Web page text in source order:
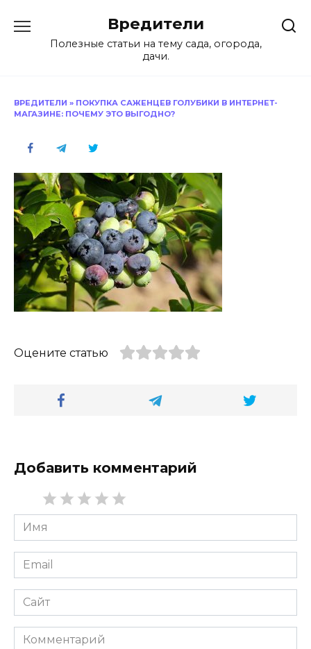
содержанию
Вредители
Полезные статьи на тему сада, огорода,
дачи.
ВРЕДИТЕЛИ » ПОКУПКА САЖЕНЦЕВ ГОЛУБИКИ В ИНТЕРНЕТ-
МАГАЗИНЕ: ПОЧЕМУ ЭТО ВЫГОДНО?
Оцените статью
Добавить комментарий
Имя
*
Email
*
Сайт
Комментарий